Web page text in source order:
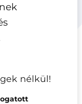
nélkül!